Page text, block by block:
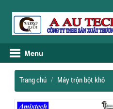
Menu
Trang chủ Máy trộn bột khô